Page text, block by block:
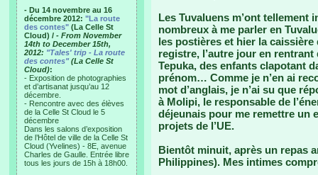
- Du 14 novembre au 16
décembre 2012: "La route
des contes" (La Celle St
Cloud) / - From November
14th to December 15th,
2012: "Tales' trip - La route
des contes"(La Celle St
Cloud):
- Exposition de photographies
et d’artisanat jusqu’au 12
décembre.
- Rencontre avec des élèves
de la Celle St Cloud le 5
décembre
Dans les salons d’exposition
de l’Hôtel de ville de la Celle St
Cloud (Yvelines) - 8E, avenue
Charles de Gaulle. Entrée libre
tous les jours de 15h à 18h00.
Les Tuvaluens m’ont tellement
nombreux à me parler en
les postières et hier la
registre, l’autre jour en
Tepuka, des enfants clapotant
prénom… Comme je n’en ai
mot d’anglais, je n’ai su que
à Molipi, le responsable de
déjeunais pour me remettre un
projets de l’UE.
Bientôt minuit, après un repas
Philippines). Mes intimes